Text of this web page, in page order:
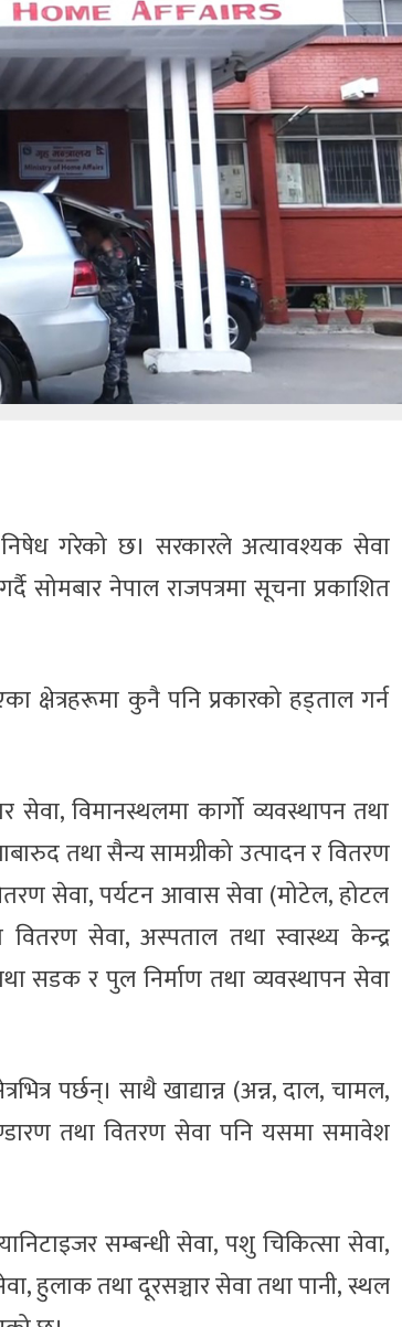
गरेको छ। सरकारले अत्यावश्यक सेवा
सोमबार नेपाल राजपत्रमा सूचना प्रकाशित
क्षेत्रहरूमा कुनै पनि प्रकारको हड्ताल गर्न
सेवा, विमानस्थलमा कार्गो व्यवस्थापन तथा
तथा सैन्य सामग्रीको उत्पादन र वितरण
सेवा, पर्यटन आवास सेवा (मोटेल, होटल
वितरण सेवा, अस्पताल तथा स्वास्थ्य केन्द्र
सडक र पुल निर्माण तथा व्यवस्थापन सेवा
पर्छन्। साथै खाद्यान्न (अन्न, दाल, चामल,
तथा वितरण सेवा पनि यसमा समावेश
सम्बन्धी सेवा, पशु चिकित्सा सेवा,
हुलाक तथा दूरसञ्चार सेवा तथा पानी, स्थल